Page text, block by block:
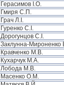
Герасимов І.О.
Гмиря С.П.
Грач Л.І.
Гуренко С.І.
Дорогунцов С.І.
Заклунна-Мироненко
Кравченко М.В.
Кухарчук М.А.
Лобода М.В.
Масенко О.М.